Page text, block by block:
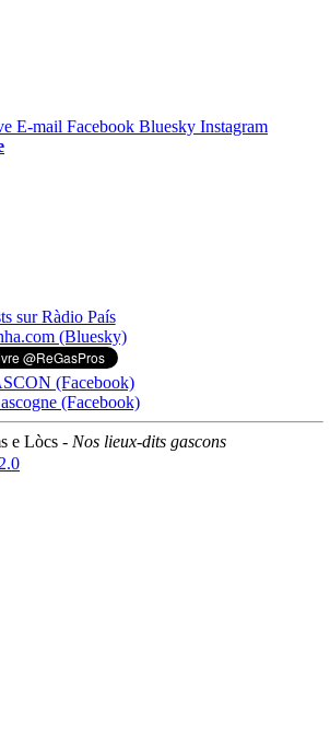
sur Ràdio País
(Bluesky)
(Facebook)
(Facebook)
e Lòcs - Nos lieux-dits gascons